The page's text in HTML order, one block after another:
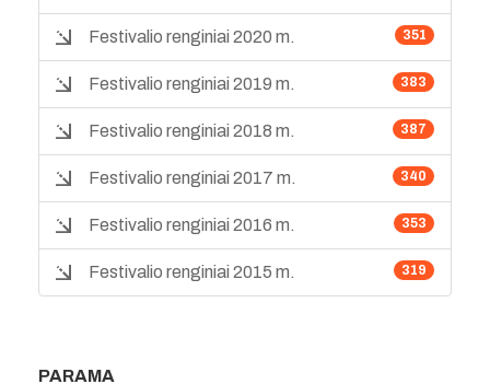
351
Festivalio renginiai 2020 m.
383
Festivalio renginiai 2019 m.
387
Festivalio renginiai 2018 m.
340
Festivalio renginiai 2017 m.
353
Festivalio renginiai 2016 m.
319
Festivalio renginiai 2015 m.
PARAMA